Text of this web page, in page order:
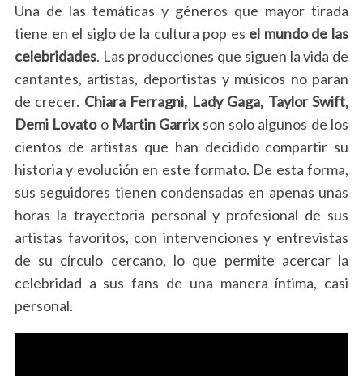
Una de las temáticas y géneros que mayor tirada
tiene en el siglo de la cultura pop es el mundo de las
celebridades. Las producciones que siguen la vida de
cantantes, artistas, deportistas y músicos no paran
de crecer. Chiara Ferragni, Lady Gaga, Taylor Swift,
Demi Lovato oMartin Garrixson solo algunos de los
cientos de artistas que han decidido compartir su
historia y evolución en este formato. De esta forma,
sus seguidores tienen condensadas en apenas unas
horas la trayectoria personal y profesional de sus
artistas favoritos, con intervenciones y entrevistas
de su círculo cercano, lo que permite acercar la
celebridad a sus fans de una manera íntima, casi
personal.